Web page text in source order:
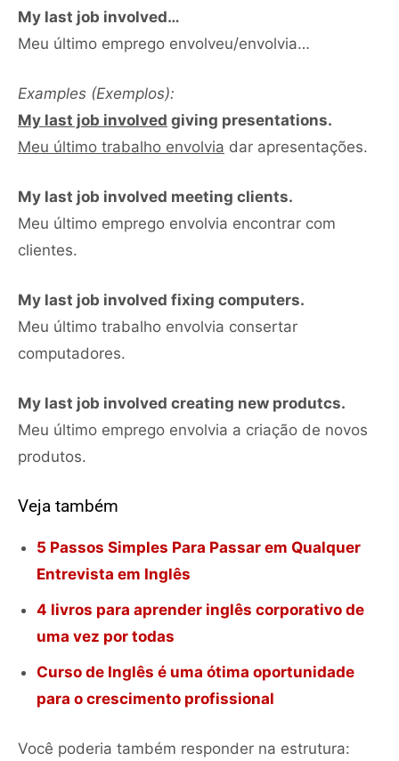
My last job involved…
Meu último emprego envolveu/envolvia…
Examples (Exemplos):
My last job involved giving presentations.
Meu último trabalho envolvia dar apresentações.
My last job involved meeting clients.
Meu último emprego envolvia encontrar com
clientes.
My last job involved fixing computers.
Meu último trabalho envolvia consertar
computadores.
My last job involved creating new produtcs.
Meu último emprego envolvia a criação de novos
produtos.
Veja também
5 Passos Simples Para Passar em Qualquer
Entrevista em Inglês
4 livros para aprender inglês corporativo de
uma vez por todas
Curso de Inglês é uma ótima oportunidade
para o crescimento profissional
Você poderia também responder na estrutura: